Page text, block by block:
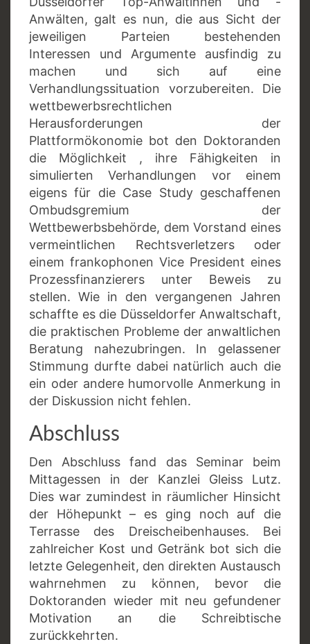
Anwälten, galt es nun, die aus Sicht der
jeweiligen Parteien bestehenden
Interessen und Argumente ausfindig zu
machen und sich auf eine
Verhandlungssituation vorzubereiten. Die
wettbewerbsrechtlichen
Herausforderungen der
Plattformökonomie bot den Doktoranden
die Möglichkeit , ihre Fähigkeiten in
simulierten Verhandlungen vor einem
eigens für die Case Study geschaffenen
Ombudsgremium der
Wettbewerbsbehörde, dem Vorstand eines
vermeintlichen Rechtsverletzers oder
einem frankophonen Vice President eines
Prozessfinanzierers unter Beweis zu
stellen. Wie in den vergangenen Jahren
schaffte es die Düsseldorfer Anwaltschaft,
die praktischen Probleme der anwaltlichen
Beratung nahezubringen. In gelassener
Stimmung durfte dabei natürlich auch die
ein oder andere humorvolle Anmerkung in
der Diskussion nicht fehlen.
Abschluss
Den Abschluss fand das Seminar beim
Mittagessen in der Kanzlei Gleiss Lutz.
Dies war zumindest in räumlicher Hinsicht
der Höhepunkt – es ging noch auf die
Terrasse des Dreischeibenhauses. Bei
zahlreicher Kost und Getränk bot sich die
letzte Gelegenheit, den direkten Austausch
wahrnehmen zu können, bevor die
Doktoranden wieder mit neu gefundener
Motivation an die Schreibtische
zurückkehrten.